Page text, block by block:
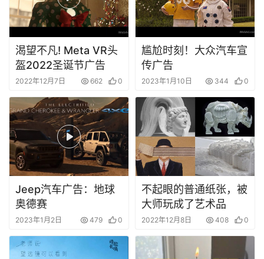
渴望不凡! Meta VR头
盔2022圣诞节广告
2022年12月7日 662 0
尴尬时刻！大众汽车宣
传广告
2023年1月10日 344 0
Jeep汽车广告：地球
奥德赛
2023年1月2日 479 0
不起眼的普通纸张，被
大师玩成了艺术品
2022年12月8日 408 0